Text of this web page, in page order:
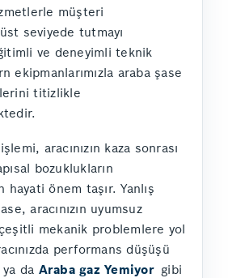
müşteri
seviyede tutmayı
ve deneyimli teknik
ekipmanlarımızla araba şase
titizlikle
aracınızın kaza sonrası
bozuklukların
önem taşır. Yanlış
aracınızın uyumsuz
çeşitli mekanik problemlere yol
performans düşüşü
da Araba gaz Yemiyor gibi